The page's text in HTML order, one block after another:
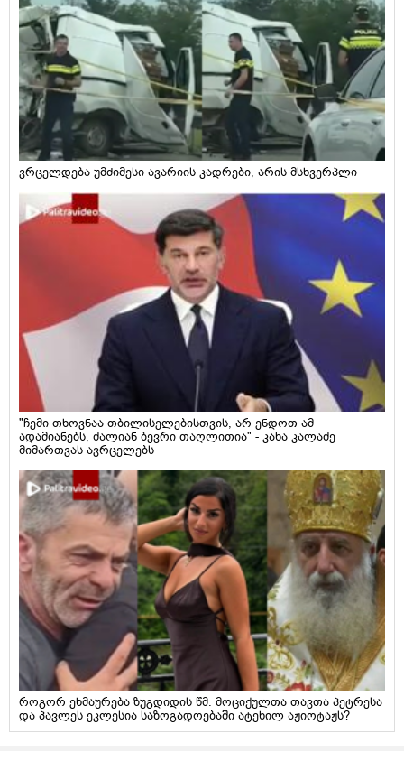
ვრცელდება უმძიმესი ავარიის კადრები, არის მსხვერპლი
"ჩემი თხოვნაა თბილისელებისთვის, არ ენდოთ ამ
ადამიანებს, ძალიან ბევრი თაღლითია" - კახა კალაძე
მიმართვას ავრცელებს
როგორ ეხმაურება ზუგდიდის წმ. მოციქულთა თავთა პეტრესა
და პავლეს ეკლესია საზოგადოებაში ატეხილ აჟიოტაჟს?